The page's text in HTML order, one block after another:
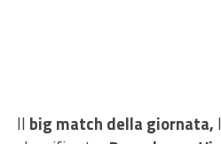
Il big match della giornata,